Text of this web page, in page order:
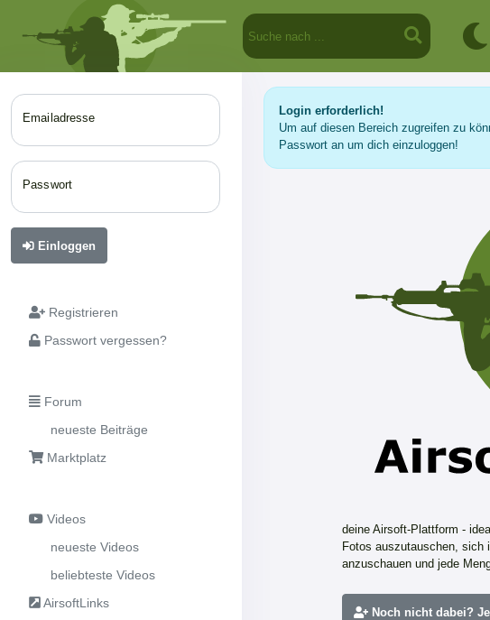
Emailadresse
Passwort
Einloggen
Registrieren
Passwort vergessen?
Forum
neueste Beiträge
Marktplatz
Videos
neueste Videos
beliebteste Videos
AirsoftLinks
Login erforderlich!
Um auf diesen Bereich zugreifen zu
Passwort an um dich einzuloggen!
deine Airsoft-Plattform -
Fotos auszutauschen, sich
anzuschauen und jede
Noch nicht dabei?